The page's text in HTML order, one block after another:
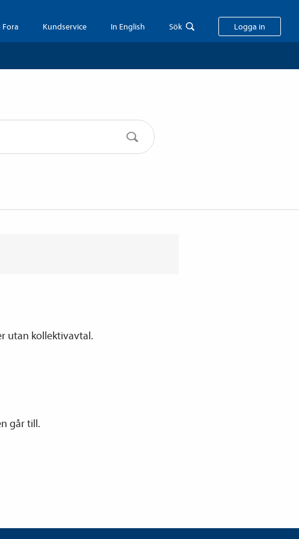
Fora Kundservice In English Sök Logga in
utan kollektivavtal.
går till.